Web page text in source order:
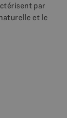
par
et le